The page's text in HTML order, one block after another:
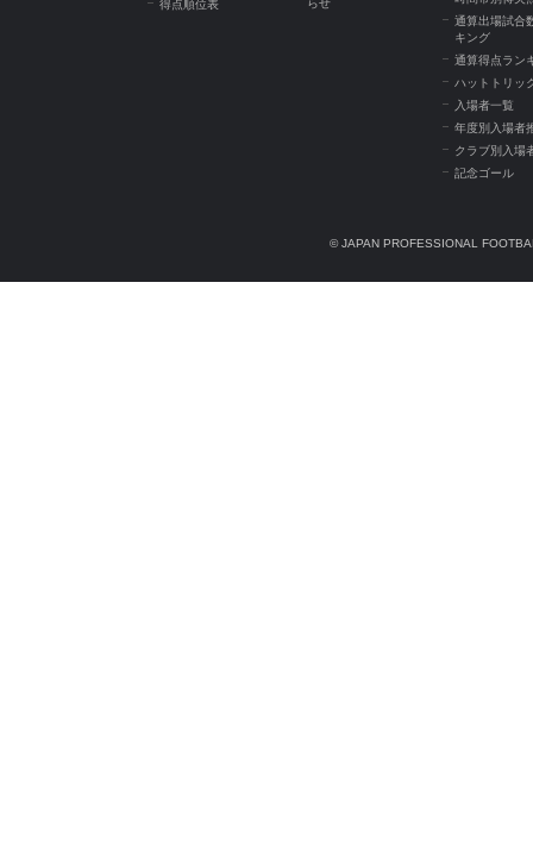
得点順位表 らせ
通算出場試合
キング
通算得点ラン
ハットトリッ
入場者一覧
年度別入場者
クラブ別入場
記念ゴール
© JAPAN PROFESSIONAL